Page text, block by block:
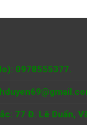
0978555377.
77 Đ. Lê Duẩn,